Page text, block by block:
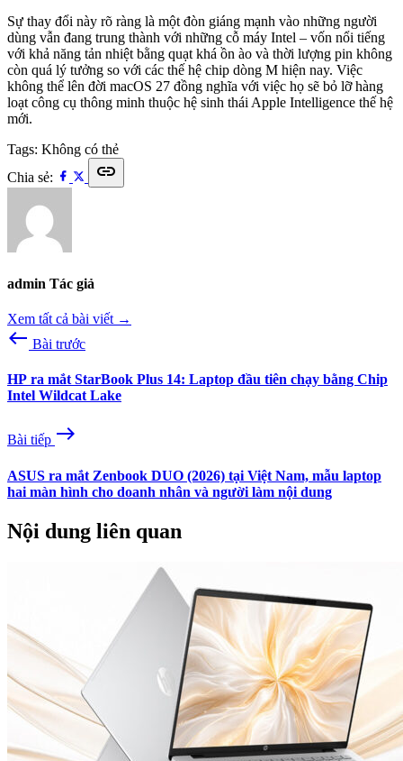
Sự thay đổi này rõ ràng là một đòn giáng mạnh vào những người
dùng vẫn đang trung thành với những cỗ máy Intel – vốn nổi tiếng
với khả năng tản nhiệt bằng quạt khá ồn ào và thời lượng pin không
còn quá lý tưởng so với các thế hệ chip dòng M hiện nay. Việc
không thể lên đời macOS 27 đồng nghĩa với việc họ sẽ bỏ lỡ hàng
loạt công cụ thông minh thuộc hệ sinh thái Apple Intelligence thế hệ
mới.
Tags: Không có thẻ
Chia sẻ:
link
admin Tác giả
Xem tất cả bài viết →
west Bài trước
HP ra mắt StarBook Plus 14: Laptop đầu tiên chạy bằng Chip
Intel Wildcat Lake
Bài tiếp east
ASUS ra mắt Zenbook DUO (2026) tại Việt Nam, mẫu laptop
hai màn hình cho doanh nhân và người làm nội dung
Nội dung liên quan